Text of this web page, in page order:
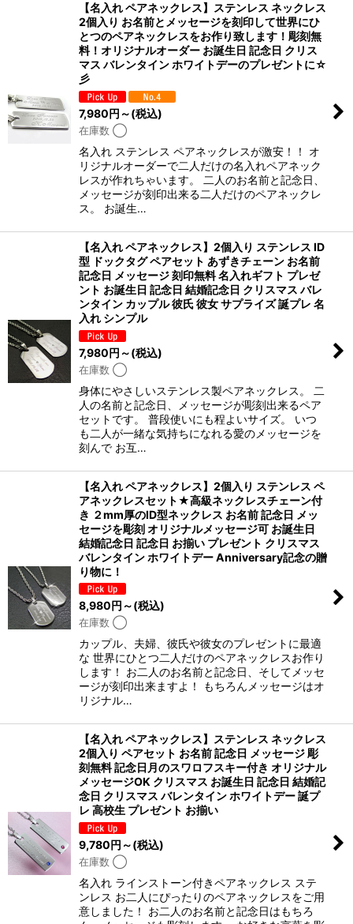
【名入れ ペアネックレス】ステンレス ネックレス
2個入り お名前とメッセージを刻印して世界にひ
とつのペアネックレスをお作り致します！彫刻無
料！オリジナルオーダー お誕生日 記念日 クリス
マス バレンタイン ホワイトデーのプレゼントに☆
彡
7,980円 ～(税込)
在庫数 ◯
名入れ ステンレス ペアネックレスが激安！！ オ
リジナルオーダーで二人だけの名入れペアネック
レスが作れちゃいます。 二人のお名前と記念日、
メッセージが刻印出来る二人だけのペアネックレ
ス。 お誕生…
【名入れ ペアネックレス】2個入り ステンレス ID
型 ドックタグ ペアセット あずきチェーン お名前
記念日 メッセージ 刻印無料 名入れギフト プレゼ
ント お誕生日 記念日 結婚記念日 クリスマス バレ
ンタイン カップル 彼氏 彼女 サプライズ 誕プレ 名
入れ シンプル
7,980円 ～(税込)
在庫数 ◯
身体にやさしいステンレス製ペアネックレス。 二
人の名前と記念日、メッセージが彫刻出来るペア
セットです。 普段使いにも程よいサイズ。 いつ
も二人が一緒な気持ちになれる愛のメッセージを
刻んで お互…
【名入れ ペアネックレス】2個入り ステンレス ペ
アネックレスセット★高級ネックレスチェーン付
き ２mm厚のID型ネックレス お名前 記念日 メッ
セージを彫刻 オリジナルメッセージ可 お誕生日
結婚記念日 記念日 お揃い プレゼント クリスマス
バレンタイン ホワイトデー Anniversary記念の贈
り物に！
8,980円 ～(税込)
在庫数 ◯
カップル、夫婦、彼氏や彼女のプレゼントに最適
な 世界にひとつ二人だけのペアネックレスお作り
します！ お二人のお名前と記念日、そしてメッセ
ージが刻印出来ますよ！ もちろんメッセージはオ
リジナル…
【名入れ ペアネックレス】ステンレス ネックレス
2個入り ペアセット お名前 記念日 メッセージ 彫
刻無料 記念日月のスワロフスキー付き オリジナル
メッセージOK クリスマス お誕生日 記念日 結婚記
念日 クリスマス バレンタイン ホワイトデー 誕プ
レ 高校生 プレゼント お揃い
9,780円 ～(税込)
在庫数 ◯
名入れ ラインストーン付きペアネックレス ステ
ンレス お二人にぴったりのペアネックレスをご用
意しました！ お二人のお名前と記念日はもちろ